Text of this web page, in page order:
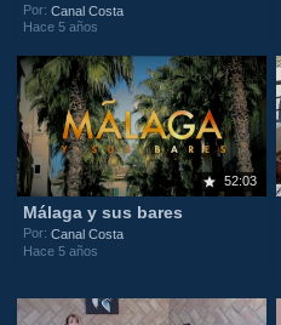
Por:Canal Costa
Hace 5 años
52:03
Málaga y sus bares
Por:Canal Costa
Hace 5 años